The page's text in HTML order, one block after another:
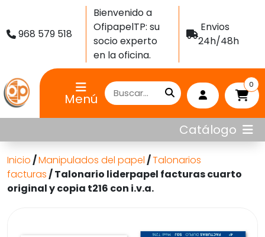
968 579 518
Bienvenido a
OfipapelTP: su
socio experto
en la oficina.
Envios
24h/48h
Menú
0
Catálogo
Inicio/Manipulados del papel/Talonarios
facturas/ Talonario liderpapel facturas cuarto
original y copia t216 con i.v.a.